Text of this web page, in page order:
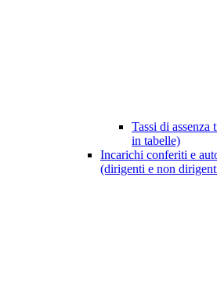
Tassi di assenza
in tabelle)
Incarichi conferiti e
(dirigenti e non